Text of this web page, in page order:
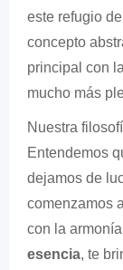
este refugio
concepto
principal con
mucho más
Nuestra
Entendemos
dejamos de
comenzamos
con la
esencia, te